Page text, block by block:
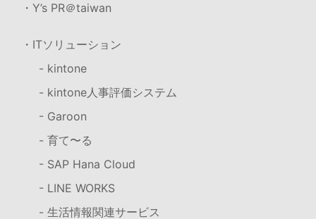
・Y’s PR＠taiwan
・ITソリューション
- kintone
- kintone人事評価システム
- Garoon
- 育て〜る
- SAP Hana Cloud
- LINE WORKS
- 生活情報関連サービス